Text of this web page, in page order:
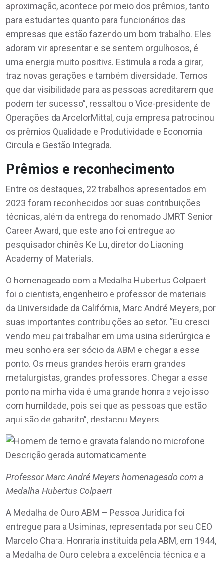
aproximação, acontece por meio dos prêmios, tanto
para estudantes quanto para funcionários das
empresas que estão fazendo um bom trabalho. Eles
adoram vir apresentar e se sentem orgulhosos, é
uma energia muito positiva. Estimula a roda a girar,
traz novas gerações e também diversidade. Temos
que dar visibilidade para as pessoas acreditarem que
podem ter sucesso”, ressaltou o Vice-presidente de
Operações da ArcelorMittal, cuja empresa patrocinou
os prêmios Qualidade e Produtividade e Economia
Circula e Gestão Integrada.
Prêmios e reconhecimento
Entre os destaques, 22 trabalhos apresentados em
2023 foram reconhecidos por suas contribuições
técnicas, além da entrega do renomado JMRT Senior
Career Award, que este ano foi entregue ao
pesquisador chinês Ke Lu, diretor do Liaoning
Academy of Materials.
O homenageado com a Medalha Hubertus Colpaert
foi o cientista, engenheiro e professor de materiais
da Universidade da Califórnia, Marc André Meyers, por
suas importantes contribuições ao setor. “Eu cresci
vendo meu pai trabalhar em uma usina siderúrgica e
meu sonho era ser sócio da ABM e chegar a esse
ponto. Os meus grandes heróis eram grandes
metalurgistas, grandes professores. Chegar a esse
ponto na minha vida é uma grande honra e vejo isso
com humildade, pois sei que as pessoas que estão
aqui são de gabarito”, destacou Meyers.
Professor Marc André Meyers homenageado com a
Medalha Hubertus Colpaert
A Medalha de Ouro ABM – Pessoa Jurídica foi
entregue para a Usiminas, representada por seu CEO
Marcelo Chara. Honraria instituída pela ABM, em 1944,
a Medalha de Ouro celebra a excelência técnica e a